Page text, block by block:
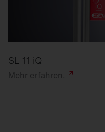
SL 11 iQ
Mehr erfahren.